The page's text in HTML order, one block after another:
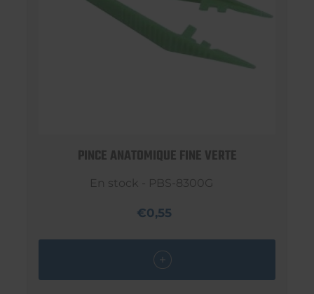
PINCE ANATOMIQUE FINE VERTE
En stock - PBS-8300G
€0,55